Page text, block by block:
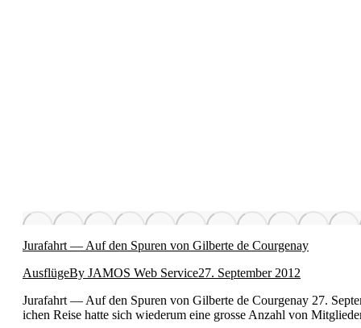
Jurafahrt — Auf den Spuren von Gilberte de Courgenay
AusflügeBy JAMOS Web Service27. September 2012
Jurafahrt — Auf den Spuren von Gilberte de Cour­ge­nay 27.
ichen Reise hat­te sich wiederum eine grosse Anzahl von